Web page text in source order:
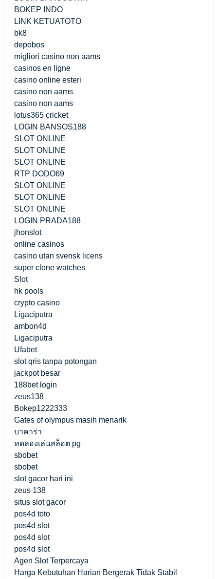
BOKEP INDO
LINK KETUATOTO
bk8
depobos
migliori casino non aams
casinos en ligne
casino online esteri
casino non aams
casino non aams
lotus365 cricket
LOGIN BANSOS188
SLOT ONLINE
SLOT ONLINE
SLOT ONLINE
RTP DODO69
SLOT ONLINE
SLOT ONLINE
SLOT ONLINE
LOGIN PRADA188
jhonslot
online casinos
casino utan svensk licens
super clone watches
Slot
hk pools
crypto casino
Ligaciputra
ambon4d
Ligaciputra
Ufabet
slot qris tanpa potongan
jackpot besar
188bet login
zeus138
Bokep1222333
Gates of olympus masih menarik
บาคาร่า
ทดลองเล่นสล็อต pg
sbobet
sbobet
slot gacor hari ini
zeus 138
situs slot gacor
pos4d toto
pos4d slot
pos4d slot
pos4d slot
Agen Slot Terpercaya
Harga Kebutuhan Harian Bergerak Tidak Stabil